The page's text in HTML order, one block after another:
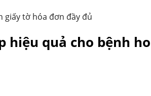
giấy tờ hóa đơn đầy đủ
hiệu quả cho bệnh